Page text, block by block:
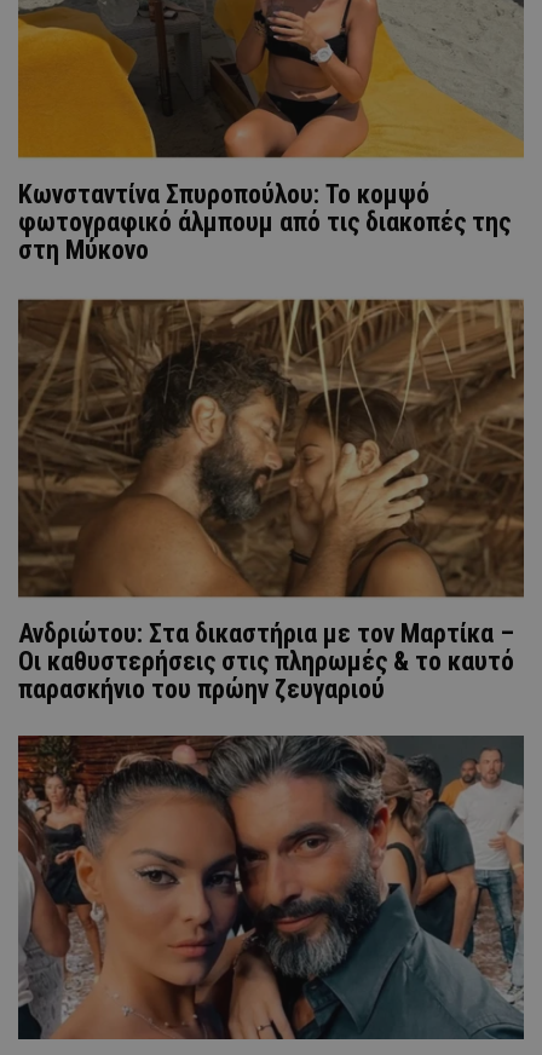
Κωνσταντίνα Σπυροπούλου: Το κομψό
φωτογραφικό άλμπουμ από τις διακοπές της
στη Μύκονο
Ανδριώτου: Στα δικαστήρια με τον Μαρτίκα –
Οι καθυστερήσεις στις πληρωμές & το καυτό
παρασκήνιο του πρώην ζευγαριού